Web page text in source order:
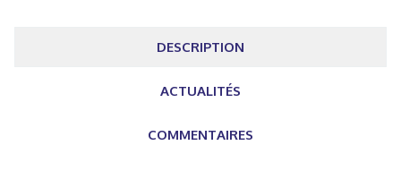
DESCRIPTION
ACTUALITÉS
COMMENTAIRES